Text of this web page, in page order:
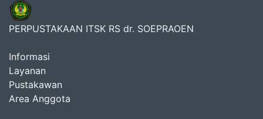
PERPUSTAKAAN ITSK RS dr. SOEPRAOEN
Informasi
Layanan
Pustakawan
Area Anggota